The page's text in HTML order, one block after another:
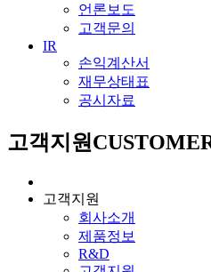
언론보도
고객문의
IR
손익계산서
재무상태표
공시자료
고객지원
고객지원
회사소개
제품정보
R&D